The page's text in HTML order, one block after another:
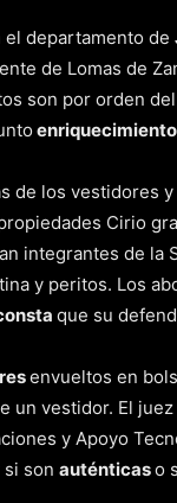
el departamento de
de Lomas de
son por orden
de los vestidores
Cirio
integrantes de la
y peritos. Los
que su
envueltos en
un vestidor. El
y Apoyo
son auténticaso